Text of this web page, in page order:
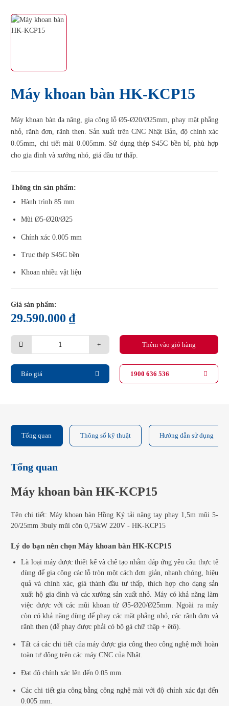
Máy khoan bàn HK-KCP15
Máy khoan bàn đa năng, gia công lỗ Ø5-Ø20/Ø25mm, phay mặt phẳng
nhỏ, rãnh đơn, rãnh then. Sản xuất trên CNC Nhật Bản, độ chính xác
0.05mm, chi tiết mài 0.005mm. Sử dụng thép S45C bền bỉ, phù hợp
cho gia đình và xưởng nhỏ, giá đầu tư thấp.
Thông tin sản phẩm:
Hành trình 85 mm
Mũi Ø5-Ø20/Ø25
Chính xác 0.005 mm
Trục thép S45C bền
Khoan nhiều vật liệu
Giá sản phẩm:
29.590.000₫
Máy
bàn
KCP15
quantity
Thêm vào giỏ hàng
Báo giá 1900 636 536
Tổng quan Thông số kỹ thuật Hướng dẫn sử dụng
Tổng quan
Máy khoan bàn HK-KCP15
Tên chi tiết: Máy khoan bàn Hồng Ký tải nặng tay phay 1,5m mũi 5-
20/25mm 3buly mũi côn 0,75kW 220V - HK-KCP15
Lý do bạn nên chọn Máy khoan bàn HK-KCP15
Là loại máy được thiết kế và chế tạo nhằm đáp ứng yêu cầu thực tế
dùng để gia công các lỗ tròn một cách đơn giản, nhanh chóng, hiệu
quả và chính xác, giá thành đầu tư thấp, thích hợp cho dạng sản
xuất hộ gia đình và các xưởng sản xuất nhỏ. Máy có khả năng làm
việc được với các mũi khoan từ Ø5-Ø20/Ø25mm. Ngoài ra máy
còn có khả năng dùng để phay các mặt phẳng nhỏ, các rãnh đơn và
rãnh then (để phay được phải có bộ gá chữ thập + êtô).
Tất cả các chi tiết của máy được gia công theo công nghệ mới hoàn
toàn tự động trên các máy CNC của Nhật.
Đạt độ chính xác lên đến 0.05 mm.
Các chi tiết gia công bằng công nghệ mài với độ chính xác đạt đến
0.005 mm.